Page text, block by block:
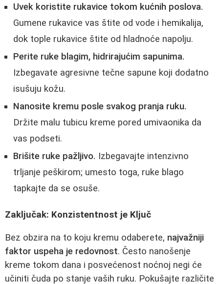
Uvek koristite rukavice tokom kućnih poslova.
Gumene rukavice vas štite od vode i hemikalija,
dok tople rukavice štite od hladnoće napolju.
Perite ruke blagim, hidrirajućim sapunima.
Izbegavate agresivne tečne sapune koji dodatno
isušuju kožu.
Nanosite kremu posle svakog pranja ruku.
Držite malu tubicu kreme pored umivaonika da
vas podseti.
Brišite ruke pažljivo. Izbegavajte intenzivno
trljanje peškirom; umesto toga, ruke blago
tapkajte da se osuše.
Zaključak: Konzistentnost je Ključ
Bez obzira na to koju kremu odaberete, najvažniji
faktor uspeha je redovnost. Često nanošenje
kreme tokom dana i posvećenost noćnoj negi će
učiniti čuda po stanje vaših ruku. Pokušajte različite